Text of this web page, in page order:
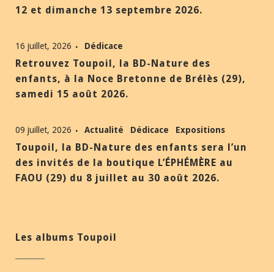
12 et dimanche 13 septembre 2026.
16 juillet, 2026 Dédicace
Retrouvez Toupoil, la BD-Nature des
enfants, à la Noce Bretonne de Brélès (29),
samedi 15 août 2026.
09 juillet, 2026 Actualité Dédicace Expositions
Toupoil, la BD-Nature des enfants sera l’un
des invités de la boutique L’ÉPHÉMÈRE au
FAOU (29) du 8 juillet au 30 août 2026.
Les albums Toupoil